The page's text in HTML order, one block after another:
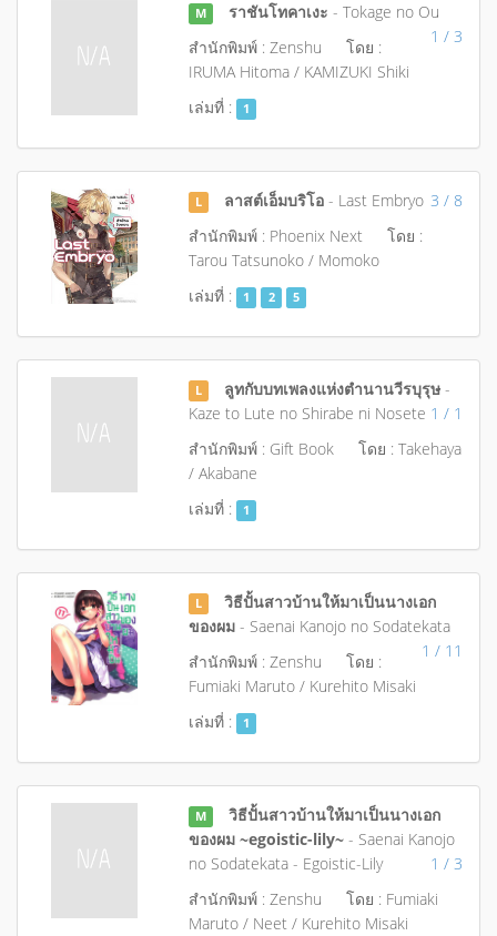
M ราชันโทคาเงะ - Tokage no Ou
1 / 3
สำนักพิมพ์ : Zenshu
โดย :
IRUMA Hitoma / KAMIZUKI Shiki
เล่มที่ :
1
L ลาสต์เอ็มบริโอ - Last Embryo 3 / 8
สำนักพิมพ์ : Phoenix Next
โดย :
Tarou Tatsunoko / Momoko
เล่มที่ :
1 2 5
L ลูทกับบทเพลงแห่งตำนานวีรบุรุษ -
Kaze to Lute no Shirabe ni Nosete 1 / 1
สำนักพิมพ์ : Gift Book
โดย : Takehaya
/ Akabane
เล่มที่ :
1
L
วิธีปั้นสาวบ้านให้มาเป็นนางเอก
ของผม- Saenai Kanojo no Sodatekata
1 / 11
สำนักพิมพ์ : Zenshu
โดย :
Fumiaki Maruto / Kurehito Misaki
เล่มที่ :
1
M
วิธีปั้นสาวบ้านให้มาเป็นนางเอก
ของผม ~egoistic-lily~- Saenai Kanojo
no Sodatekata - Egoistic-Lily
1 / 3
สำนักพิมพ์ : Zenshu
โดย : Fumiaki
Maruto / Neet / Kurehito Misaki